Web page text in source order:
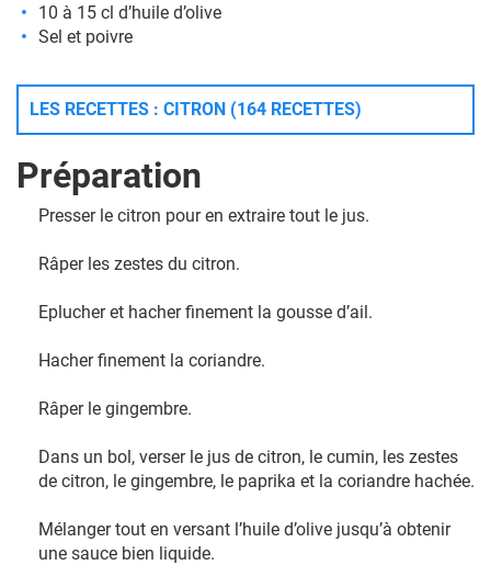
10 à 15 cl d’huile d’olive
Sel et poivre
LES RECETTES : CITRON (164 RECETTES)
Préparation
Presser le citron pour en extraire tout le jus.
Râper les zestes du citron.
Eplucher et hacher finement la gousse d’ail.
Hacher finement la coriandre.
Râper le gingembre.
Dans un bol, verser le jus de citron, le cumin, les zestes
de citron, le gingembre, le paprika et la coriandre hachée.
Mélanger tout en versant l’huile d’olive jusqu’à obtenir
une sauce bien liquide.